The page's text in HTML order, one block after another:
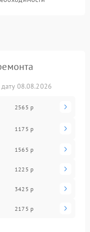
08.08.2026
2565 р
1175 р
1565 р
1225 р
3425 р
2175 р